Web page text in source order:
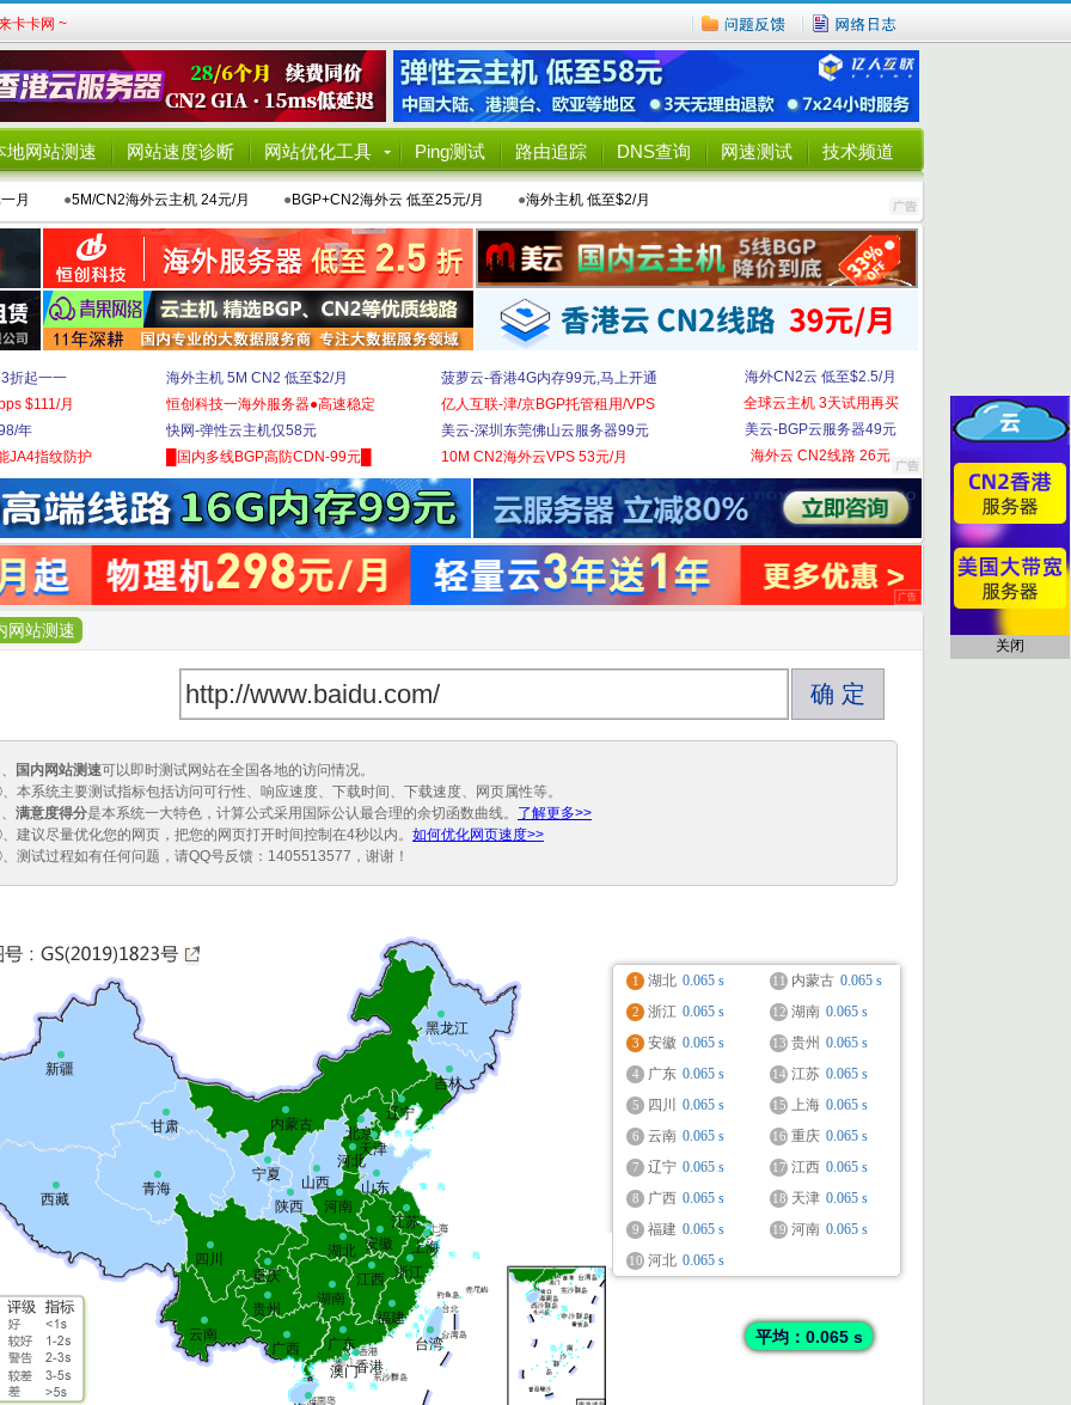
卡卡网 ~
地网站测速 网站速度诊断 网站优化工具 Ping测试 路由追踪 DNS查询 网速测试 技术频道
月 ●5M/CN2海外云主机 24元/月 ●BGP+CN2海外云 低至25元/月 ●海外主机 低至$2/月
折起一一
$111/月
年
JA4指纹防护
海外主机 5M CN2 低至$2/月
恒创科技一海外服务器●高速稳定
快网-弹性云主机仅58元
█国内多线BGP高防CDN-99元█
菠萝云-香港4G内存99元,马上开通
亿人互联-津/京BGP托管租用/VPS
美云-深圳东莞佛山云服务器99元
10M CN2海外云VPS 53元/月
海外CN2云 低至$2.5/月
全球云主机 3天试用再买
美云-BGP云服务器49元
海外云 CN2线路 26元
网站测速
确 定
国内网站测速可以即时测试网站在全国各地的访问情况。
本系统主要测试指标包括访问可行性、响应速度、下载时间、下载速度、网页属性等。
满意度得分是本系统一大特色，计算公式采用国际公认最合理的余切函数曲线。 了解更多>>
建议尽量优化您的网页，把您的网页打开时间控制在4秒以内。 如何优化网页速度>>
测试过程如有任何问题，请QQ号反馈：1405513577，谢谢！
黑龙江
吉林
辽宁
内蒙古
北京
天津
河北
山西
陕西
宁夏
甘肃
新疆
青海
西藏
四川
重庆
云南
贵州
河南
湖北
湖南
广西
山东
江苏
安徽
江西
广东
福建
浙江
上海
澳门
香港
台湾
1 湖北 0.065 s
2 浙江 0.065 s
3 安徽 0.065 s
4 广东 0.065 s
5 四川 0.065 s
6 云南 0.065 s
7 辽宁 0.065 s
8 广西 0.065 s
9 福建 0.065 s
10 河北 0.065 s
11 内蒙古 0.065 s
12 湖南 0.065 s
13 贵州 0.065 s
14 江苏 0.065 s
15 上海 0.065 s
16 重庆 0.065 s
17 江西 0.065 s
18 天津 0.065 s
19 河南 0.065 s
平均：0.065 s
关闭